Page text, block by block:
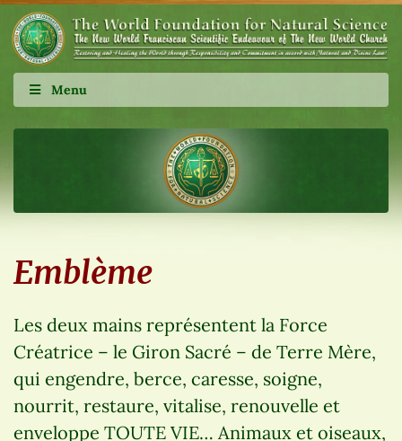
Menu
Emblème
Les deux mains représentent la Force
Créatrice – le Giron Sacré – de Terre Mère,
qui engendre, berce, caresse, soigne,
nourrit, restaure, vitalise, renouvelle et
enveloppe TOUTE VIE… Animaux et oiseaux,